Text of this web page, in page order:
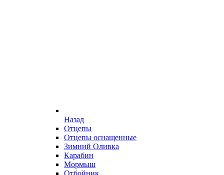
Назад
Отцепы
Отцепы оснащенные
Зимний Оливка
Карабин
Мормыш
Отбойник